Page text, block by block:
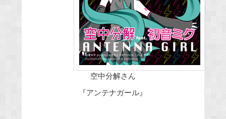
空中分解さん
『アンテナガール』